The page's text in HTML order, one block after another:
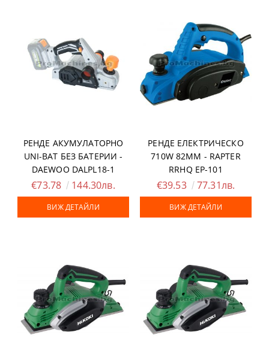
РЕНДЕ АКУМУЛАТОРНО
UNI-BAT БЕЗ БАТЕРИИ -
DAEWOO DALPL18-1
€73.78 144.30лв.
ВИЖ ДЕТАЙЛИ
РЕНДЕ ЕЛЕКТРИЧЕСКО
710W 82ММ - RAPTER
RRHQ EP-101
€39.53 77.31лв.
ВИЖ ДЕТАЙЛИ